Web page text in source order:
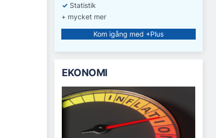
✓ Statistik
+ mycket mer
Kom igång med +Plus
EKONOMI